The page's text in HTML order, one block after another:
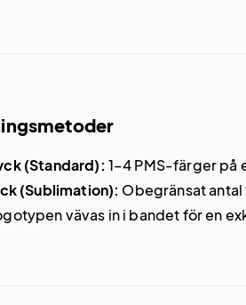
(Standard): 1–4 PMS-färger på
(Sublimation): Obegränsat
vävas in i bandet för en